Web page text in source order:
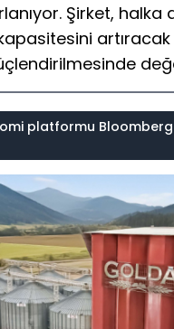
Şirket,
platformu